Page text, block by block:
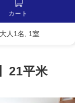
カート
大人1名, 1室
21平米